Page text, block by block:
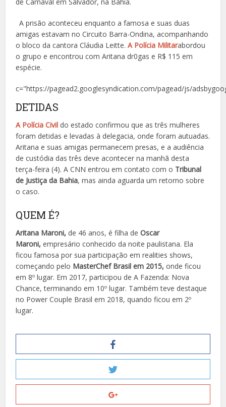
A prisão aconteceu enquanto a famosa e suas duas
amigas estavam no Circuito Barra-Ondina, acompanhando
o bloco da cantora Cláudia Leitte.A Polícia Militarabordou
o grupo e encontrou com Aritana dr0gas e R$ 115 em
espécie.
c="https://pagead2.googlesyndication.com/pagead/js/
DETIDAS
A Polícia Civil do estado confirmou que as três mulheres
foram detidas e levadas à delegacia, onde foram autuadas.
Aritana e suas amigas permanecem presas, e a audiência
de custódia das três deve acontecer na manhã desta
terça-feira (4). A CNN entrou em contato com o Tribunal
de Justiça da Bahia, mas ainda aguarda um retorno sobre
o caso.
QUEM É?
Aritana Maroni, de 46 anos, é filha deOscar
Maroni, empresário conhecido da noite paulistana. Ela
ficou famosa por sua participação em realities shows,
começando pelo MasterChef Brasil em 2015,onde ficou
em 8º lugar. Em 2017, participou de A Fazenda: Nova
Chance, terminando em 10º lugar. Também teve destaque
no Power Couple Brasil em 2018, quando ficou em 2º
lugar.